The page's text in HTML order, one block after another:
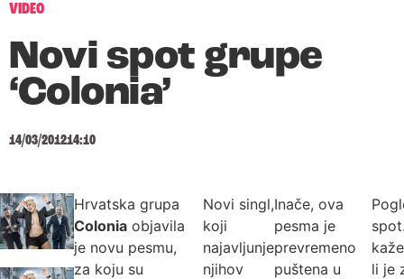
VIDEO
Novi spot grupe
‘Colonia’
14/03/201214:10
Hrvatska grupa
Colonia objavila
je novu pesmu,
za koju su
Novi singl,
koji
najavljunje
njihov
Inače, ova
pesma je
prevremeno
puštena u
li je